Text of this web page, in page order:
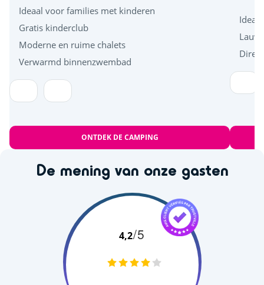
Ideaal voor families met kinderen
Gratis kinderclub
Moderne en ruime chalets
Verwarmd binnenzwembad
ONTDEK DE CAMPING
De mening van onze gasten
4,2/5